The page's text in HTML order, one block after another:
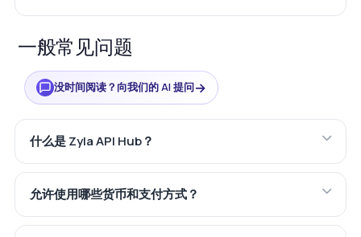
一般常见问题
没时间阅读？向我们的 AI 提问→
什么是 Zyla API Hub？
允许使用哪些货币和支付方式？